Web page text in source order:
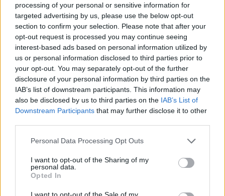
processing of your personal or sensitive information for
targeted advertising by us, please use the below opt-out
section to confirm your selection. Please note that after your
opt-out request is processed you may continue seeing
interest-based ads based on personal information utilized by
us or personal information disclosed to third parties prior to
your opt-out. You may separately opt-out of the further
disclosure of your personal information by third parties on the
IAB’s list of downstream participants. This information may
also be disclosed by us to third parties on the IAB’s List of
Downstream Participants that may further disclose it to other
Personal Data Processing Opt Outs
I want to opt-out of the Sharing of my
personal data.
Opted In
I want to opt-out of the Sale of my
un ammontare complessivo di 380 milioni di euro.
Nel dettaglio sono 4 i bandi di gara che riguardano l’Emilia
Romagna
e sono relativi ai corrispettivi centri manutentori, del
valore di 5 milioni di euro ciascuno. Gli interventi prevedono
l’esecuzione di lavori di manutenzione delle pavimentazioni e della
relativa segnaletica orizzontale sulle strade statali dell’Area
compartimentale dell’Emilia Romagna.
L’iter per l’affidamento è attivato mediante la procedura di Accordo
Quadro (ex art.54 c.4 letteraa) – D.lgs. 50/2016) che garantisce la
possibilità di eseguire i lavori con tempestività nel momento in cui si
appalto, consentendo quindi risparmio di tempo e maggiore
efficienza.